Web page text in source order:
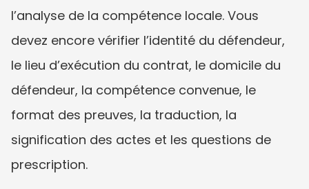
l’analyse de la compétence locale. Vous
devez encore vérifier l’identité du défendeur,
le lieu d’exécution du contrat, le domicile du
défendeur, la compétence convenue, le
format des preuves, la traduction, la
signification des actes et les questions de
prescription.